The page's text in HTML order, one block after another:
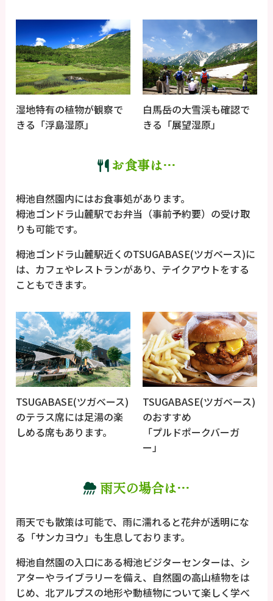
湿地特有の植物が観察で
きる「浮島湿原」
白馬岳の大雪渓も確認で
きる「展望湿原」
お食事は…
栂池自然園内にはお食事処があります。
栂池ゴンドラ山麓駅でお弁当（事前予約要）の受け取
りも可能です。
栂池ゴンドラ山麓駅近くのTSUGABASE(ツガベース)に
は、カフェやレストランがあり、テイクアウトをする
こともできます。
TSUGABASE(ツガベース)
のテラス席には足湯の楽
しめる席もあります。
TSUGABASE(ツガベース)
のおすすめ
「プルドポークバーガ
ー」
雨天の場合は…
雨天でも散策は可能で、雨に濡れると花弁が透明にな
る「サンカヨウ」も生息しております。
栂池自然園の入口にある栂池ビジターセンターは、シ
アターやライブラリーを備え、自然園の高山植物をは
じめ、北アルプスの地形や動植物について楽しく学べ